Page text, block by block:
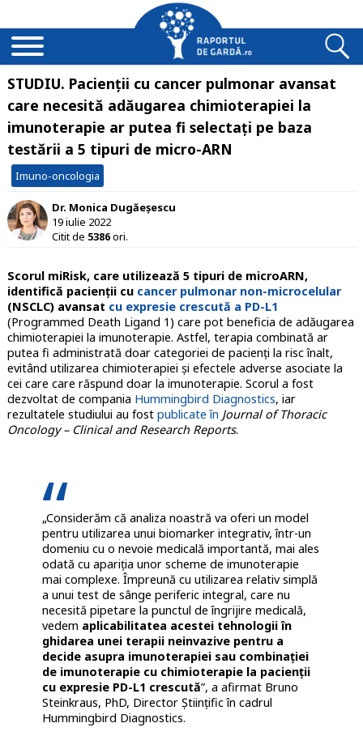
STUDIU. Pacienții cu cancer pulmonar avansat
care necesită adăugarea chimioterapiei la
imunoterapie ar putea fi selectați pe baza
testării a 5 tipuri de micro-ARN
Imuno-oncologia
Dr. Monica Dugăeșescu
19 iulie 2022
Citit de 5386ori.
Scorul miRisk, care utilizează 5 tipuri de microARN,
identifică pacienţii cu cancer pulmonar non-microcelular
(NSCLC) avansat cu expresie crescută a PD-L1
(Programmed Death Ligand 1) care pot beneficia de adăugarea
chimioterapiei la imunoterapie. Astfel, terapia combinată ar
putea fi administrată doar categoriei de pacienți la risc înalt,
evitând utilizarea chimioterapiei şi efectele adverse asociate la
cei care care răspund doar la imunoterapie. Scorul a fost
dezvoltat de compania Hummingbird Diagnostics, iar
rezultatele studiului au fost publicate în Journal of Thoracic
Oncology – Clinical and Research Reports.
„Considerăm că analiza noastră va oferi un model
pentru utilizarea unui biomarker integrativ, într-un
domeniu cu o nevoie medicală importantă, mai ales
odată cu apariția unor scheme de imunoterapie
mai complexe. Împreună cu utilizarea relativ simplă
a unui test de sânge periferic integral, care nu
necesită pipetare la punctul de îngrijire medicală,
vedem aplicabilitatea acestei tehnologii în
ghidarea unei terapii neinvazive pentru a
decide asupra imunoterapiei sau combinației
de imunoterapie cu chimioterapie la pacienții
cu expresie PD-L1 crescută”, a afirmat Bruno
Steinkraus, PhD, Director Științific în cadrul
Hummingbird Diagnostics.